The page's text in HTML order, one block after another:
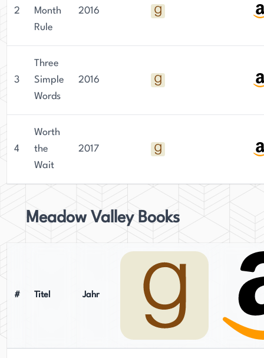
2
Month
Rule
2016
3
Three
Simple
Words
2016
4
Worth
the
Wait
2017
Meadow Valley Books
# Titel Jahr